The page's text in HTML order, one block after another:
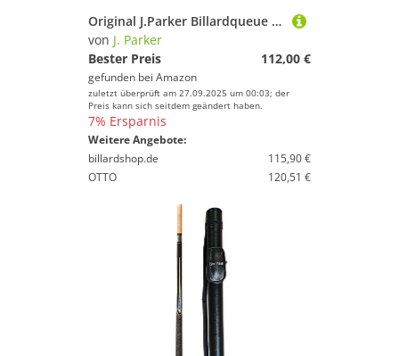
Original J.Parker Billardqueue PE-4, hochwertige Profiqualität, Griffband Irisches Leinen, Quick-Edelstahl-Joint, 147 cm, 12,75 mm Mehrschicht Klebeleder
von J. Parker
Bester Preis
112,00 €
gefunden bei Amazon
zuletzt überprüft am 27.09.2025 um 00:03; der
Preis kann sich seitdem geändert haben.
7% Ersparnis
Weitere Angebote:
billardshop.de
115,90 €
OTTO
120,51 €